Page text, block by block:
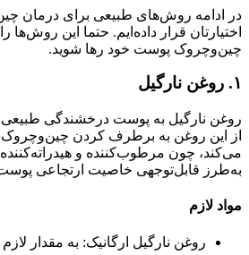
در ادامه روش‌های طبیعی برای درمان
اختیارتان قرار داده‌ایم. حتما این روش‌ها
چین‌وچروک پوست خود رها شوید.
۱. روغن نارگیل
روغن نارگیل به پوست درخشندگی
از این روغن به برطرف کردن
‌می‌کند، چون مرطوب‌کننده و
به‌طرز قابل‌توجهی خاصیت ارتجاعی
مواد لازم
روغن نارگیل ارگانیک: به مقدار لازم